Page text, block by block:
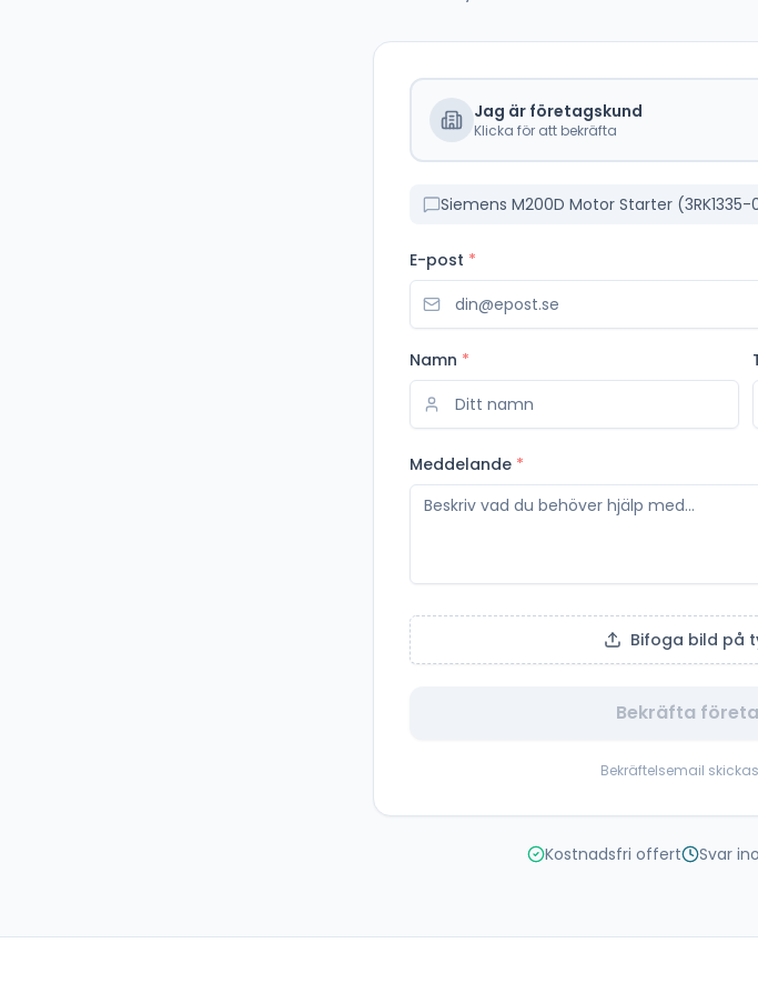
Jag är företagskund
Klicka för att bekräfta
Siemens M200D Motor Starter (3RK1335-
E-post *
Namn *
Meddelande *
Bifoga bild på
Bekräfta
Bekräftelsemail
Kostnadsfri offert Svar